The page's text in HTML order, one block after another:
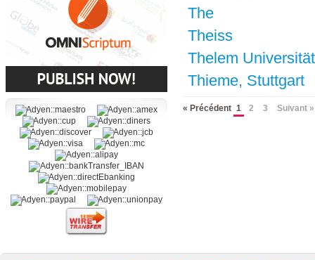
The
Theiss
Thelem
Thieme, Stuttgart
« Précédent 1 2 3 Suivant »